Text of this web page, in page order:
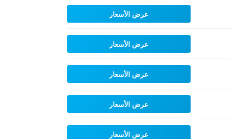
عرض الأسعار
عرض الأسعار
عرض الأسعار
عرض الأسعار
عرض الأسعار